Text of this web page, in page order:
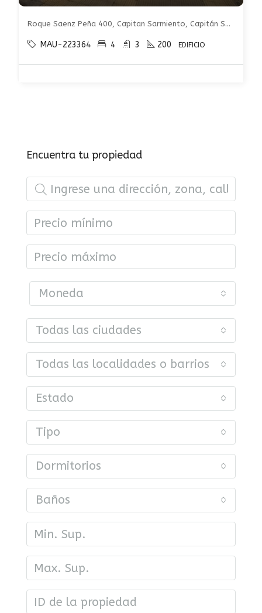
Roque Saenz Peña 400, Capitan Sarmiento, Capitán Sarmiento, Capitán Sarmiento
MAU-223364 4 3 200 EDIFICIO
Encuentra tu propiedad
Moneda
Todas las ciudades
Todas las localidades o barrios
Estado
Tipo
Dormitorios
Baños